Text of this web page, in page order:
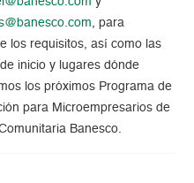
, para
los requisitos, así como las
inicio y lugares dónde
los próximos Programa de
para Microempresarios de
Banesco.